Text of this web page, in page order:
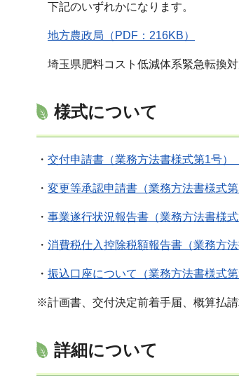
下記のいずれかになります。
地方農政局（PDF：216KB）
埼玉県肥料コスト低減体系緊急転換
様式について
・ 交付申請書（業務方法書様式第1号）
・ 変更等承認申請書（業務方法書様式
・ 事業遂行状況報告書（業務方法書様
・ 消費税仕入控除税額報告書（業務方
・ 振込口座について（業務方法書様式
※計画書、交付決定前着手届、概算払請
詳細について